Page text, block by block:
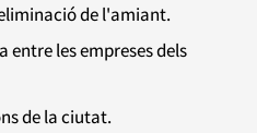
de l'amiant.
entre les empreses dels
de la ciutat.